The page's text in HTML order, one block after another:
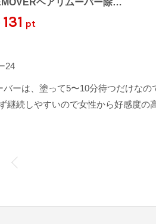
ヘアリムーバー除…
131 pt
24
バーは、塗って5〜10分待つだけな
継続しやすいので女性から好感度の